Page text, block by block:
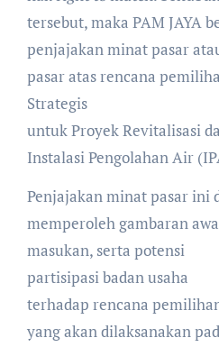
tersebut, maka PAM JAYA
penjajakan minat pasar
pasar atas rencana
Strategis
untuk Proyek Revitalisasi
Instalasi Pengolahan Air
Penjajakan minat pasar ini
memperoleh gambaran
masukan, serta potensi
partisipasi badan usaha
terhadap rencana
yang akan dilaksanakan